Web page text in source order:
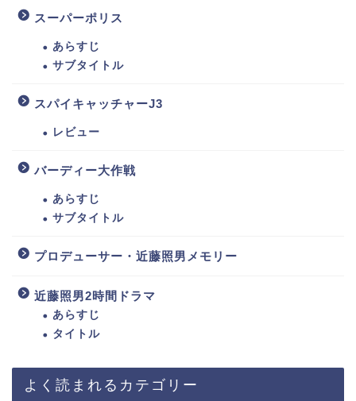
スーパーポリス
あらすじ
サブタイトル
スパイキャッチャーJ3
レビュー
バーディー大作戦
あらすじ
サブタイトル
プロデューサー・近藤照男メモリー
近藤照男2時間ドラマ
あらすじ
タイトル
よく読まれるカテゴリー